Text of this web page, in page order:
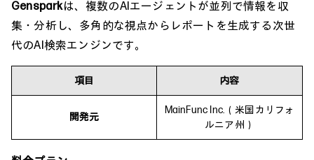
Gensparkは、複数のAIエージェントが並列で情報を収
集・分析し、多角的な視点からレポートを生成する次世
代のAI検索エンジンです。
項目 内容
開発元
MainFunc Inc.（米国カリフォ
ルニア州）